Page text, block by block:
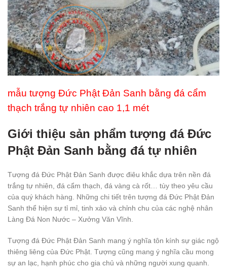
mẫu tượng Đức Phật Đản Sanh bằng đá cẩm
thạch trắng tự nhiên cao 1,1 mét
Giới thiệu sản phẩm tượng đá Đức
Phật Đản Sanh bằng đá tự nhiên
Tượng đá Đức Phật Đản Sanh được điêu khắc dựa trên nền đá
trắng tự nhiên, đá cẩm thạch, đá vàng cà rốt… tùy theo yêu cầu
của quý khách hàng. Những chi tiết trên tượng đá Đức Phật Đản
Sanh thể hiện sự tỉ mỉ, tinh xảo và chỉnh chu của các nghệ nhân
Làng Đá Non Nước – Xưởng Văn Vĩnh.
Tượng đá Đức Phật Đản Sanh mang ý nghĩa tôn kính sự giác ngộ
thiêng liêng của Đức Phật. Tượng cũng mang ý nghĩa cầu mong
sự an lạc, hạnh phúc cho gia chủ và những người xung quanh.